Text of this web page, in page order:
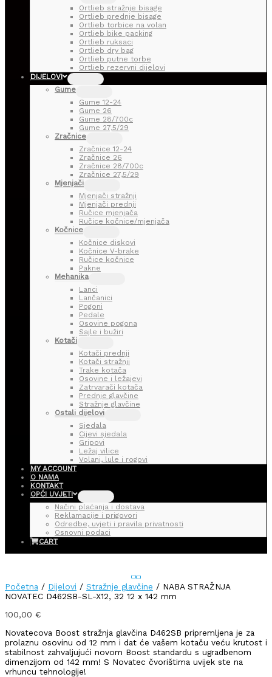
Ortlieb stražnje bisage
Ortlieb prednje bisage
Ortlieb torbice na volan
Ortlieb bike packing
Ortlieb ruksaci
Ortlieb dry bag
Ortlieb putne torbe
Ortlieb rezervni dijelovi
DIJELOVI
Gume
Gume 12-24
Gume 26
Gume 28/700c
Gume 27,5/29
Zračnice
Zračnice 12-24
Zračnice 26
Zračnice 28/700c
Zračnice 27,5/29
Mjenjači
Mjenjači stražnji
Mjenjači prednji
Ručice mjenjača
Ručice kočnice/mjenjača
Kočnice
Kočnice diskovi
Kočnice V-brake
Ručice kočnice
Pakne
Mehanika
Lanci
Lančanici
Pogoni
Pedale
Osovine pogona
Sajle i bužiri
Kotači
Kotači prednji
Kotači stražnji
Trake kotača
Osovine i ležajevi
Zatrvarači kotača
Prednje glavčine
Stražnje glavčine
Ostali dijelovi
Sjedala
Cijevi sjedala
Gripovi
Ležaj vilice
Volani, lule i rogovi
MY ACCOUNT
O NAMA
KONTAKT
OPĆI UVJETI
Načini plaćanja i dostava
Reklamacije i prigovori
Odredbe, uvjeti i pravila privatnosti
Osnovni podaci
CART
Početna / Dijelovi / Stražnje glavčine / NABA STRAŽNJA
NOVATEC D462SB-SL-X12, 32 12 x 142 mm
100,00 €
Novatecova Boost stražnja glavčina D462SB pripremljena je za
prolaznu osovinu od 12 mm i dat će vašem kotaču veću krutost i
stabilnost zahvaljujući novom Boost standardu s ugradbenom
dimenzijom od 142 mm! S Novatec čvorištima uvijek ste na
vrhuncu tehnologije!